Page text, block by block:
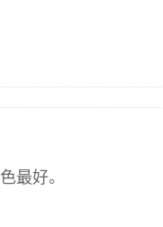
最好。